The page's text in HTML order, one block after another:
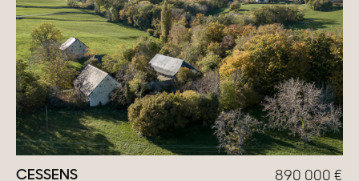
CESSENS 890 000 €